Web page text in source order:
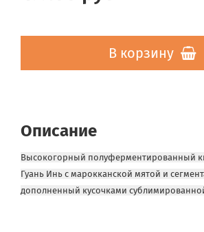
В корзину
Описание
Высокогорный полуферментированный
Гуань Инь с марокканской мятой и
дополненный кусочками